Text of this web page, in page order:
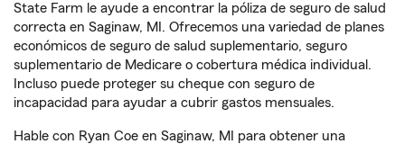
State Farm le ayude a encontrar la póliza de seguro de salud
correcta en Saginaw, MI. Ofrecemos una variedad de planes
económicos de seguro de salud suplementario, seguro
suplementario de Medicare o cobertura médica individual.
Incluso puede proteger su cheque con seguro de
incapacidad para ayudar a cubrir gastos mensuales.
Hable con Ryan Coe en Saginaw, MI para obtener una